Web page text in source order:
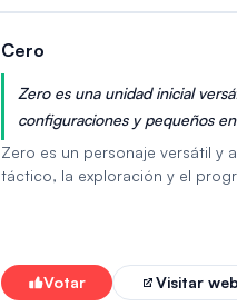
Cero
Zero es una unidad inicial
configuraciones y pequeños
candidata para un puesto en
Zero es un personaje versátil y
táctico, la exploración y el
formidable.
Votar Visitar web